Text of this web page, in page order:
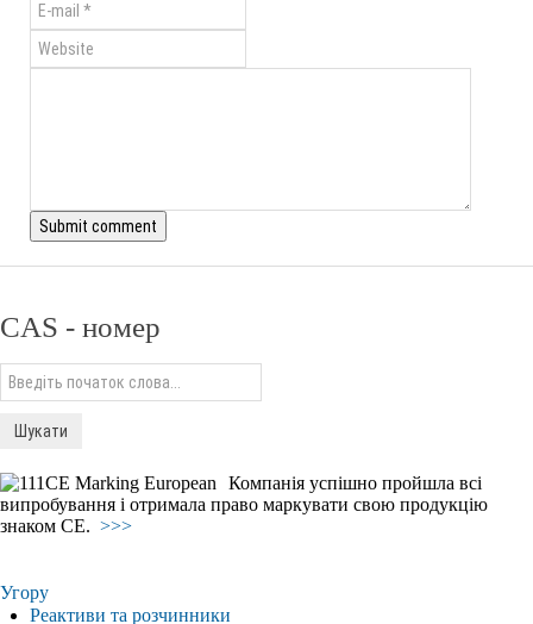
CAS - номер
Компанія успішно пройшла всі
випробування і отримала право маркувати свою продукцію
знаком СЕ. >>>
Угору
Реактиви та розчинники